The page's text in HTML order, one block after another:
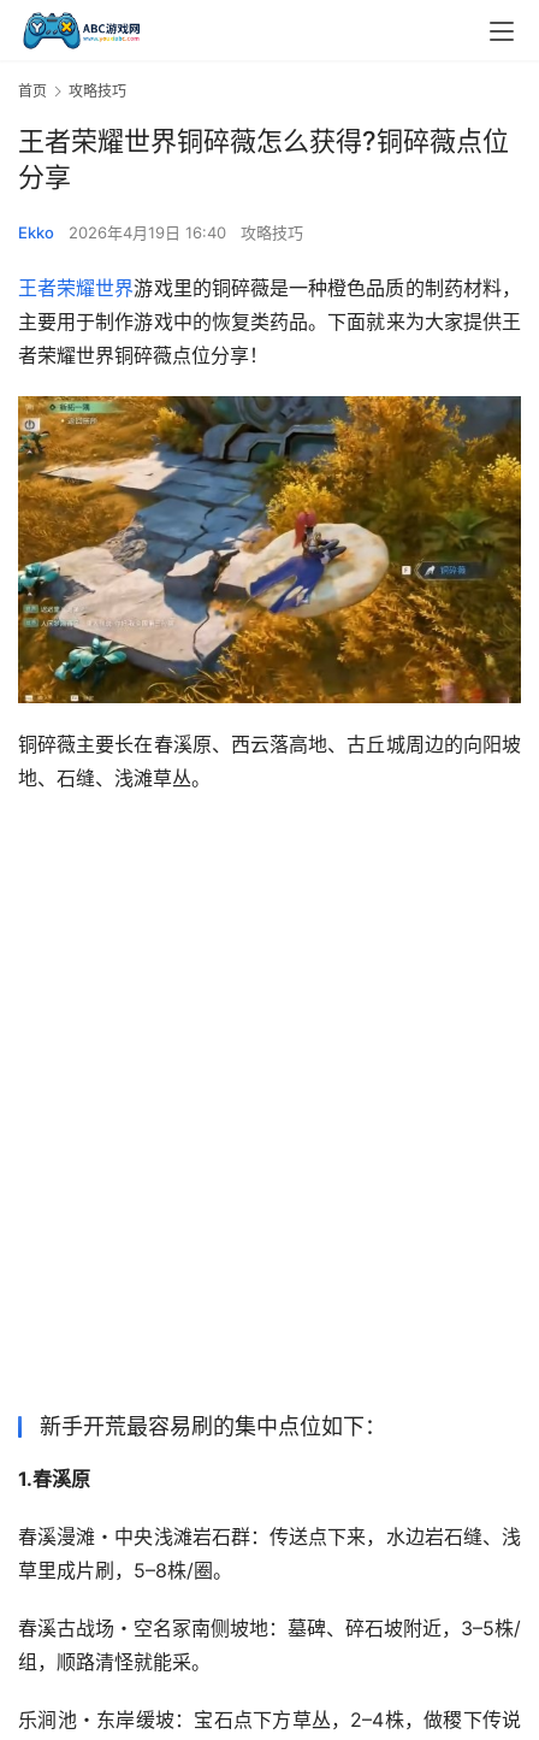
首页 攻略技巧
王者荣耀世界铜碎薇怎么获得?铜碎薇点位
分享
Ekko 2026年4月19日 16:40 攻略技巧
王者荣耀世界游戏里的铜碎薇是一种‌橙色品质的制药材料‌，
主要用于制作游戏中的恢复类药品。下面就来为大家提供王
者荣耀世界铜碎薇点位分享！
铜碎薇主要长在春溪原、西云落高地、古丘城周边的向阳坡
地、石缝、浅滩草丛。
新手开荒最容易刷的集中点位如下：
1.春溪原
春溪漫滩・中央浅滩岩石群：传送点下来，水边岩石缝、浅
草里成片刷，5–8株/圈。
春溪古战场・空名冢南侧坡地：墓碑、碎石坡附近，3–5株/
组，顺路清怪就能采。
乐涧池・东岸缓坡：宝石点下方草丛，2–4株，做稷下传说